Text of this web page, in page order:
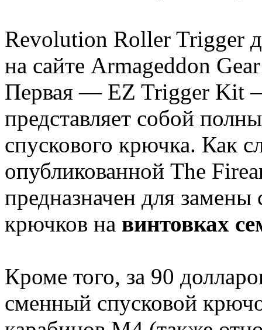
Revolution Roller Trigger
на сайте Armageddon
Первая — EZ Trigger Kit
представляет собой
спускового крючка. Как
опубликованной The
предназначен для
крючков на винтовках
Кроме того, за 90
сменный спусковой